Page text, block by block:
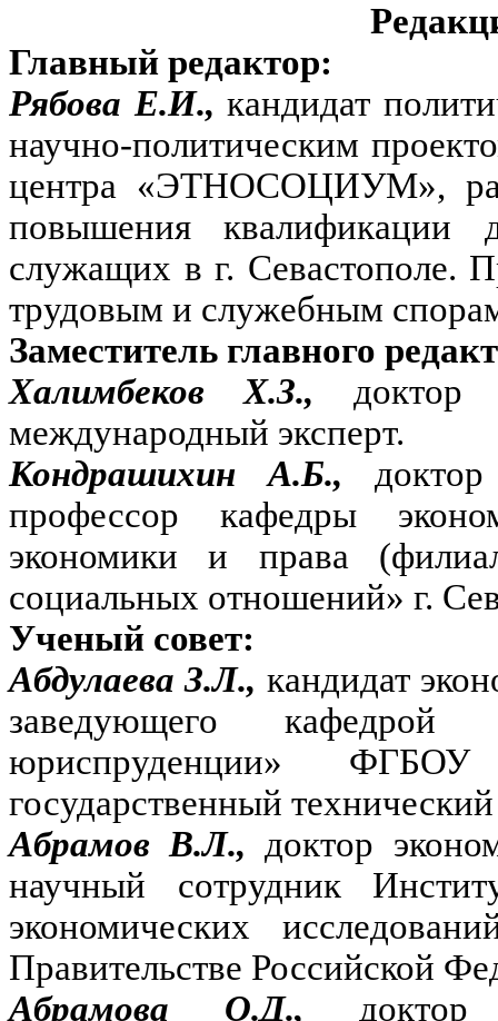
Главный редактор:
Рябова Е.И.,кандидат
научно-политическим
центра «ЭТНОСОЦИУМ»,
повышения квалификации
служащих в г. Севастополе.
трудовым и служебным
Заместитель главного
Халимбеков Х.З., доктор
международный эксперт.
Кондрашихин А.Б.,
профессор кафедры
экономики и права
социальных отношений» г.
Ученый совет:
Абдулаева З.Л., кандидат
заведующего
юриспруденции»
государственный
Абрамов В.Л.,доктор
научный сотрудник
экономических
Правительстве Российской
Абрамова О.Д.,